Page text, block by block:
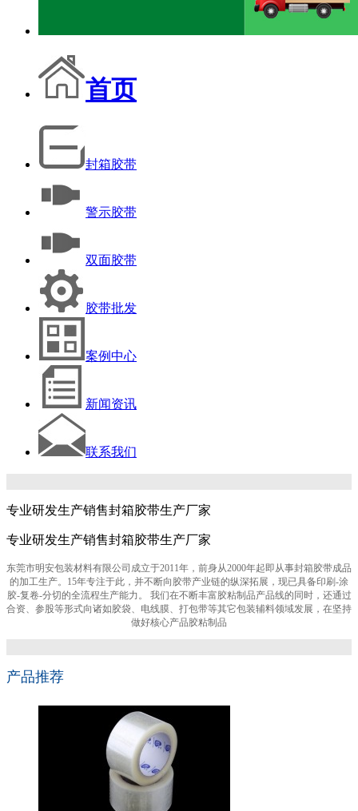
首页
封箱胶带
警示胶带
双面胶带
胶带批发
案例中心
新闻资讯
联系我们
专业研发生产销售封箱胶带生产厂家
专业研发生产销售封箱胶带生产厂家
东莞市明安包装材料有限公司成立于2011年，前身从2000年起即从事封箱胶带成品
的加工生产。15年专注于此，并不断向胶带产业链的纵深拓展，现已具备印刷-涂
胶-复卷-分切的全流程生产能力。 我们在不断丰富胶粘制品产品线的同时，还通过
合资、参股等形式向诸如胶袋、电线膜、打包带等其它包装辅料领域发展，在坚持
做好核心产品胶粘制品
产品推荐